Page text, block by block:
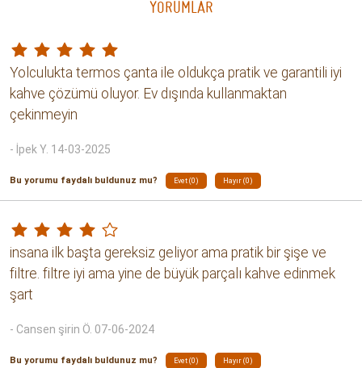
YORUMLAR
Yolculukta termos çanta ile oldukça pratik ve garantili iyi
kahve çözümü oluyor. Ev dışında kullanmaktan
çekinmeyin
- İpek Y. 14-03-2025
Bu yorumu faydalı buldunuz mu? Evet (0) Hayır (0)
insana ilk başta gereksiz geliyor ama pratik bir şişe ve
filtre. filtre iyi ama yine de büyük parçalı kahve edinmek
şart
- Cansen şirin Ö. 07-06-2024
Bu yorumu faydalı buldunuz mu? Evet (0) Hayır (0)